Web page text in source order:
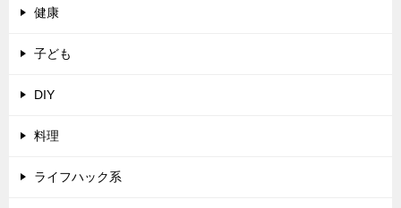
健康
子ども
DIY
料理
ライフハック系